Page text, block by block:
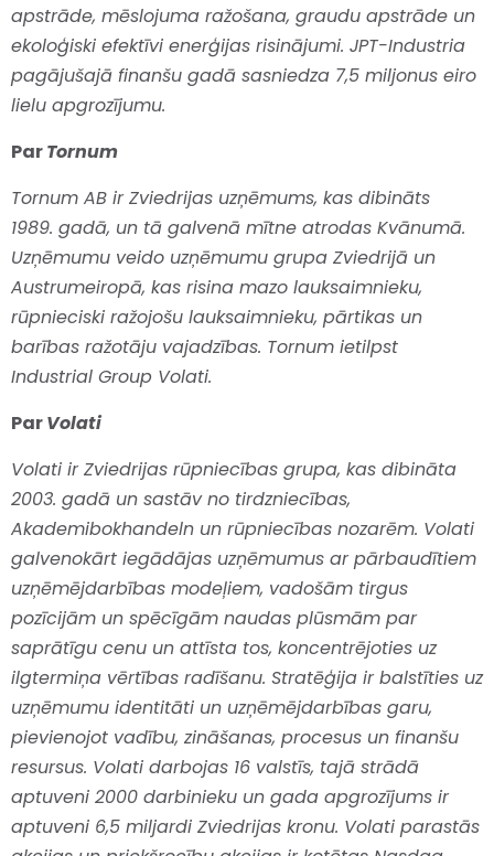
apstrāde, mēslojuma ražošana, graudu apstrāde un
ekoloģiski efektīvi enerģijas risinājumi. JPT-Industria
pagājušajā finanšu gadā sasniedza 7,5 miljonus eiro
lielu apgrozījumu.
ParTornum
Tornum AB ir Zviedrijas uzņēmums, kas dibināts
1989. gadā, un tā galvenā mītne atrodas Kvānumā.
Uzņēmumu veido uzņēmumu grupa Zviedrijā un
Austrumeiropā, kas risina mazo lauksaimnieku,
rūpnieciski ražojošu lauksaimnieku, pārtikas un
barības ražotāju vajadzības. Tornum ietilpst
Industrial Group Volati.
ParVolati
Volati ir Zviedrijas rūpniecības grupa, kas dibināta
2003. gadā un sastāv no tirdzniecības,
Akademibokhandeln un rūpniecības nozarēm. Volati
galvenokārt iegādājas uzņēmumus ar pārbaudītiem
uzņēmējdarbības modeļiem, vadošām tirgus
pozīcijām un spēcīgām naudas plūsmām par
saprātīgu cenu un attīsta tos, koncentrējoties uz
ilgtermiņa vērtības radīšanu. Stratēģija ir balstīties uz
uzņēmumu identitāti un uzņēmējdarbības garu,
pievienojot vadību, zināšanas, procesus un finanšu
resursus. Volati darbojas 16 valstīs, tajā strādā
aptuveni 2000 darbinieku un gada apgrozījums ir
aptuveni 6,5 miljardi Zviedrijas kronu. Volati parastās